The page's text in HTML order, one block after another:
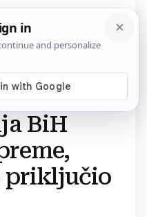
BiH
priključio